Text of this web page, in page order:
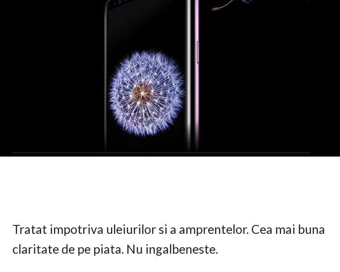
Tratat impotriva uleiurilor si a amprentelor. Cea mai buna
claritate de pe piata. Nu ingalbeneste.